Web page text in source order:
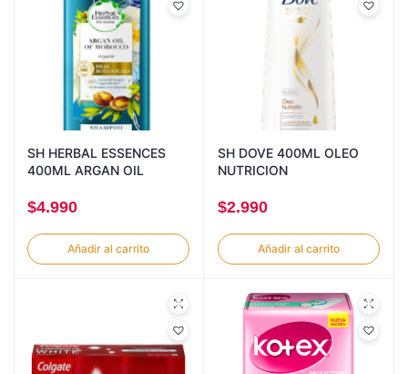
SH HERBAL ESSENCES
400ML ARGAN OIL
$4.990
Añadir al carrito
SH DOVE 400ML OLEO
NUTRICION
$2.990
Añadir al carrito